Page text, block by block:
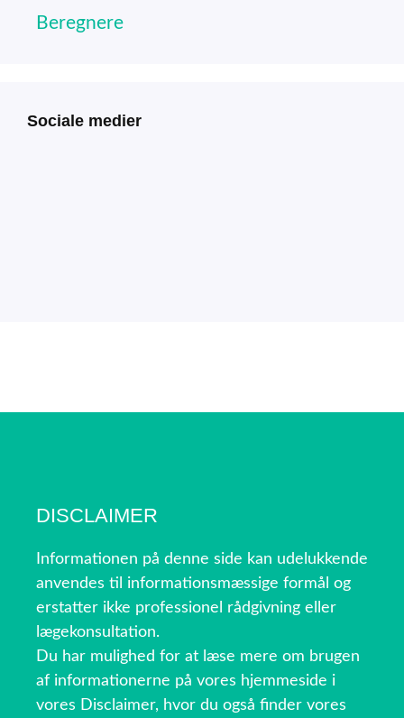
Beregnere
Sociale medier
DISCLAIMER
Informationen på denne side kan udelukkende
anvendes til informationsmæssige formål og
erstatter ikke professionel rådgivning eller
lægekonsultation.
Du har mulighed for at læse mere om brugen
af informationerne på vores hjemmeside i
vores Disclaimer, hvor du også finder vores